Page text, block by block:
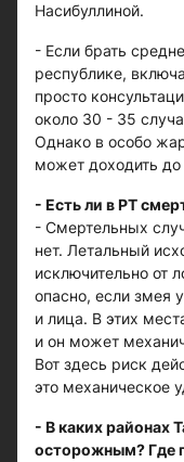
Насибуллиной.
- Если брать
республике,
просто
около 30 - 35
Однако в особо
может доходить
- Есть ли в РТ
- Смертельных
нет. Летальный
исключительно от
опасно, если змея
и лица. В этих
и он может
Вот здесь риск
это механическое
- В каких районах
осторожным? Где